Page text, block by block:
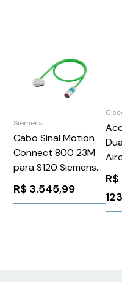
Siemens
Cabo Sinal Motion
Connect 800 23M
para S120 Siemens
6FX80022EQ101CD0
R$ 3.545,99
R$